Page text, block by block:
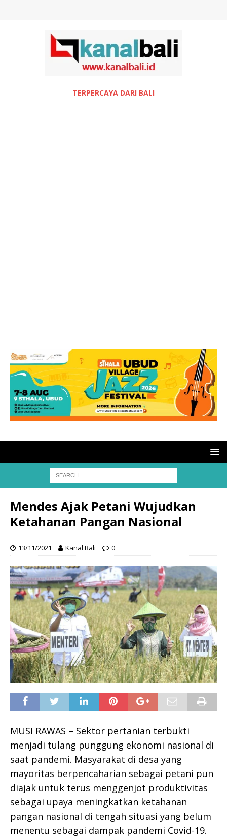
TERPERCAYA DARI BALI
Mendes Ajak Petani Wujudkan
Ketahanan Pangan Nasional
13/11/2021 Kanal Bali 0
MUSI RAWAS – Sektor pertanian terbukti
menjadi tulang punggung ekonomi nasional di
saat pandemi. Masyarakat di desa yang
mayoritas berpencaharian sebagai petani pun
diajak untuk terus menggenjot produktivitas
sebagai upaya meningkatkan ketahanan
pangan nasional di tengah situasi yang belum
menentu sebagai dampak pandemi Covid-19.